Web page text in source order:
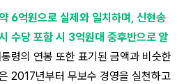
6억원으로 실제와 일치하며, 신현송
수당 포함 시 3억원대 중후반으로 알
령의 연봉 또한 표기된 금액과 비슷한
2017년부터 무보수 경영을 실천하고